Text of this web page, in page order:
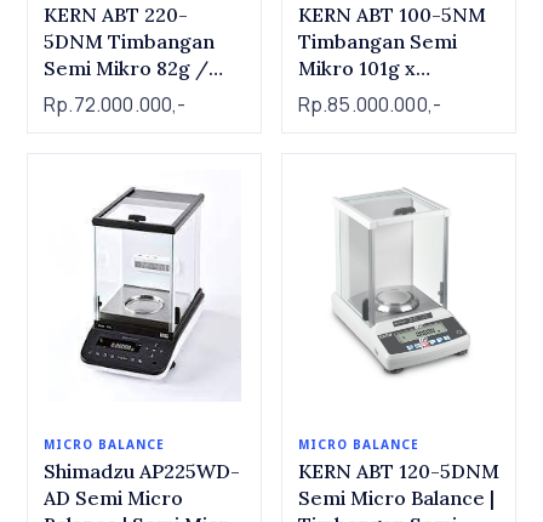
KERN ABT 220-
5DNM Timbangan
Semi Mikro 82g /
220 x 0.01mg/0.1mg |
Semi Micro Balance
Rp.72.000.000,-
KERN ABT 100-5NM
Timbangan Semi
Mikro 101g x
0.00001g | Semi Mico
Balance KERN ABT
Rp.85.000.000,-
MICRO BALANCE
Shimadzu AP225WD-
AD Semi Micro
MICRO BALANCE
KERN ABT 120-5DNM
Semi Micro Balance |